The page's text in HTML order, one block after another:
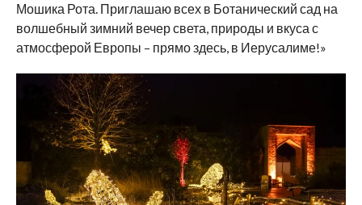
Мошика Рота. Приглашаю всех в Ботанический сад на
волшебный зимний вечер света, природы и вкуса с
атмосферой Европы – прямо здесь, в Иерусалиме!»